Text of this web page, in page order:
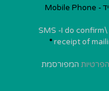
הריני לאשר קבלת דיוור\ תוכן פרסומי במייל \SMS -I do confirm
receipt of
*
המפורסמת